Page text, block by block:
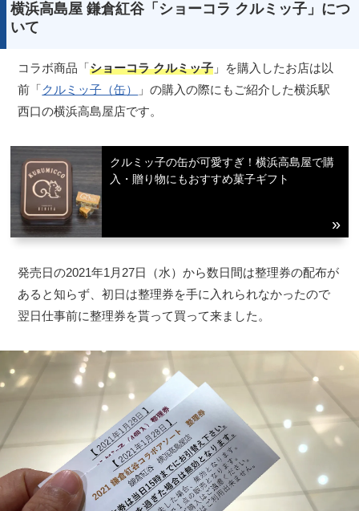
横浜高島屋 鎌倉紅谷「ショーコラ クルミッ子」につ
いて
コラボ商品「ショーコラ クルミッ子 」を購入したお店は以
前「クルミッ子（缶）
」の購入の際にもご紹介した横浜駅
西口の横浜高島屋店です。
クルミッ子の缶が可愛すぎ！横浜高島屋で購
入・贈り物にもおすすめ菓子ギフト
発売日の2021年1月27日（水）から数日間は整理券の配布が
あると知らず、初日は整理券を手に入れられなかったので
翌日仕事前に整理券を貰って買って来ました。